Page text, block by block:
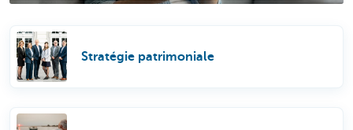
Stratégie patrimoniale